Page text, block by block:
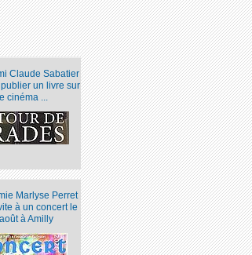
Claude Sabatier
un livre sur
le cinéma ...
Marlyse Perret
à un concert le
à Amilly